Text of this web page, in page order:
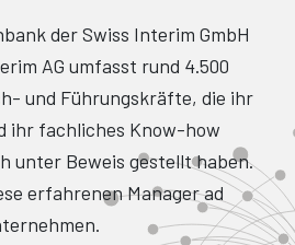
der Swiss Interim GmbH
AG umfasst rund 4.500
und Führungskräfte, die ihr
ihr fachliches Know-how
unter Beweis gestellt haben.
erfahrenen Manager ad